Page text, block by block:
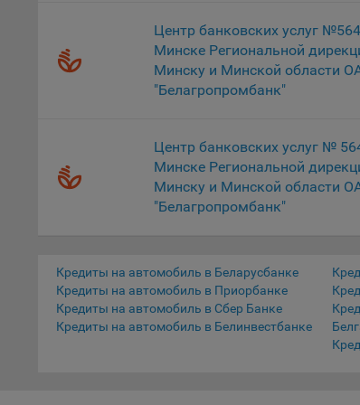
Центр банковских услуг
Минске Региональной
Минску и Минской области
"Белагропромбанк"
Центр банковских услуг №
Минске Региональной
Минску и Минской области
"Белагропромбанк"
Кредиты на автомобиль в Беларусбанке
Кредиты на автомобиль в Приорбанке
Кредиты на автомобиль в Сбер Банке
Кредиты на автомобиль в Белинвестбанке